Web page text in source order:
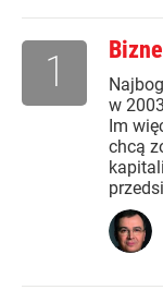
w
Im
chcą
1